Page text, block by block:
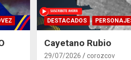
DESTACADOS
Cayetano Rubio
29/07/2026 corozcov